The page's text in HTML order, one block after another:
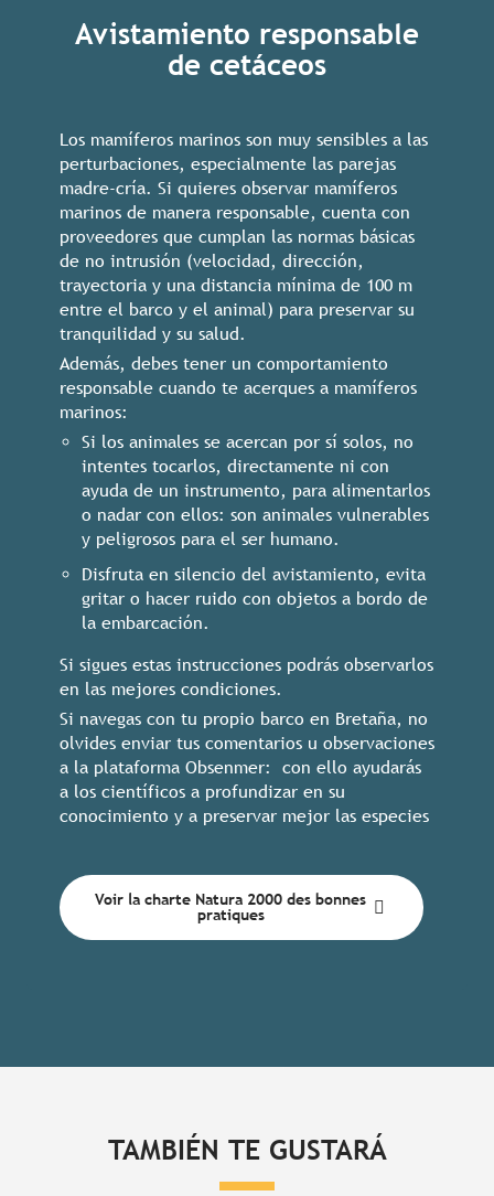
Avistamiento responsable
de cetáceos
Los mamíferos marinos son muy sensibles a las
perturbaciones, especialmente las parejas
madre-cría. Si quieres observar mamíferos
marinos de manera responsable, cuenta con
proveedores que cumplan las normas básicas
de no intrusión (velocidad, dirección,
trayectoria y una distancia mínima de 100 m
entre el barco y el animal) para preservar su
tranquilidad y su salud.
Además, debes tener un comportamiento
responsable cuando te acerques a mamíferos
marinos:
Si los animales se acercan por sí solos, no
intentes tocarlos, directamente ni con
ayuda de un instrumento, para alimentarlos
o nadar con ellos: son animales vulnerables
y peligrosos para el ser humano.
Disfruta en silencio del avistamiento, evita
gritar o hacer ruido con objetos a bordo de
la embarcación.
Si sigues estas instrucciones podrás observarlos
en las mejores condiciones.
Si navegas con tu propio barco en Bretaña, no
olvides enviar tus comentarios u observaciones
a la plataforma Obsenmer: con ello ayudarás
a los científicos a profundizar en su
conocimiento y a preservar mejor las especies
Voir la charte Natura 2000 des bonnes
pratiques
TAMBIÉN TE GUSTARÁ